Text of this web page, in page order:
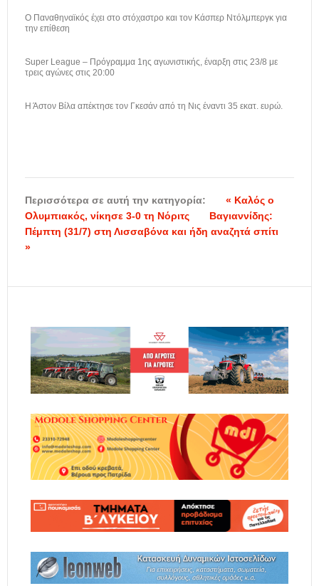
Ο Παναθηναϊκός έχει στο στόχαστρο και τον Κάσπερ Ντόλμπεργκ για
την επίθεση
Super League – Πρόγραμμα 1ης αγωνιστικής, έναρξη στις 23/8 με
τρεις αγώνες στις 20:00
Η Άστον Βίλα απέκτησε τον Γκεσάν από τη Νις έναντι 35 εκατ. ευρώ.
Περισσότερα σε αυτή την κατηγορία:
« Καλός ο
Ολυμπιακός, νίκησε 3-0 τη Νόριτς
Βαγιαννίδης:
Πέμπτη (31/7) στη Λισσαβόνα και ήδη αναζητά σπίτι
»